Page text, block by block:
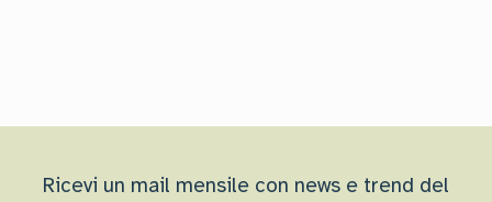
Ricevi un mail mensile con news e trend del